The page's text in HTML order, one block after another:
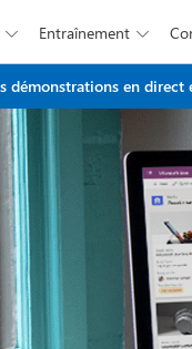
 Entraînement 
en direct